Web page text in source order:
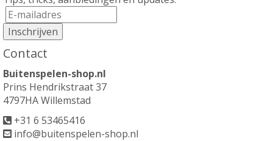
Contact
Buitenspelen-shop.nl
Prins Hendrikstraat 37
4797HA Willemstad
+31 6 53465416
info@buitenspelen-shop.nl